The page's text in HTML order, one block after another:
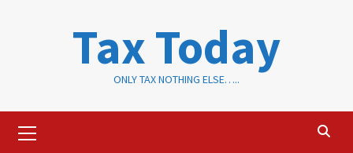
Tax Today
ONLY TAX NOTHING ELSE…..
Menu